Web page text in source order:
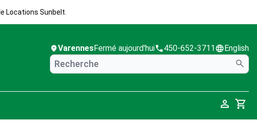
Locations Sunbelt.
VarennesFermé aujourd'hui 450-652-3711 English
Cart